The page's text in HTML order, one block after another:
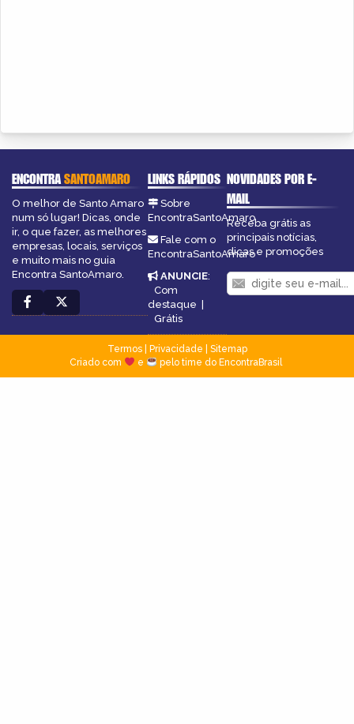
ENCONTRASANTOAMARO
O melhor de Santo Amaro
num só lugar! Dicas, onde
ir, o que fazer, as melhores
empresas, locais, serviços
e muito mais no guia
Encontra SantoAmaro.
LINKS RÁPIDOS
Sobre
EncontraSantoAmaro
Fale com o
EncontraSantoAmaro
ANUNCIE:
Com
destaque |
Grátis
NOVIDADES POR E-
MAIL
Receba grátis as
principais notícias,
dicas e promoções
Termos| Privacidade
Sitemap
Criado com
e pelo time do EncontraBrasil